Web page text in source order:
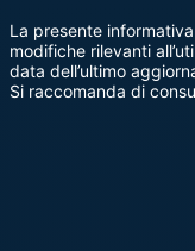
La presente
modifiche rilevanti
data dell’ultimo
Si raccomanda di